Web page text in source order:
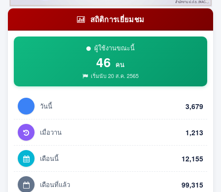
สถิติการเยี่ยมชม
ผู้ใช้งานขณะนี้
46 คน
เริ่มนับ 20 ส.ค. 2565
วันนี้ 3,679
เมื่อวาน 1,213
เดือนนี้ 12,155
เดือนที่แล้ว 99,315